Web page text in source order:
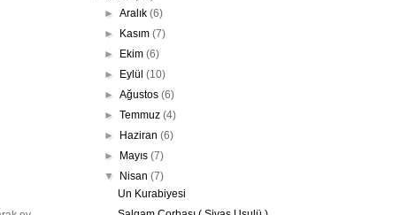
►Aralık(6)
► Kasım(7)
► Ekim(6)
► Eylül(10)
►Ağustos(6)
►Temmuz(4)
► Haziran(6)
► Mayıs(7)
▼ Nisan(7)
Un Kurabiyesi